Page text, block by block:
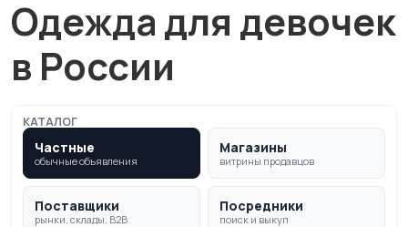
Одежда для девочек
в России
КАТАЛОГ
Частные
обычные объявления
Магазины
витрины продавцов
Поставщики
рынки, склады, B2B
Посредники
поиск и выкуп